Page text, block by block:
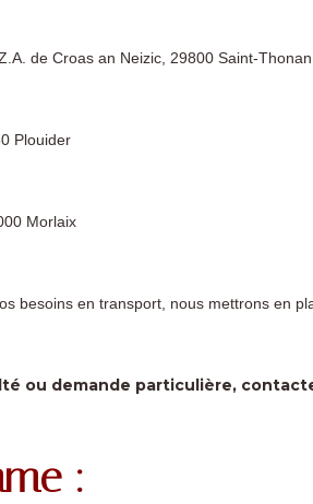
de Croas an Neizic, 29800 Saint-Thonan
Plouider
Morlaix
besoins en transport, nous mettrons en
ou demande particulière,
: